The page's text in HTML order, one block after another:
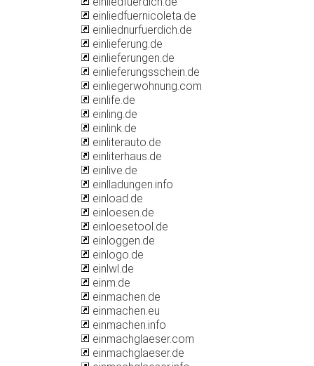
einliedfuernicoleta.de
einliednurfuerdich.de
einlieferung.de
einlieferungen.de
einlieferungsschein.de
einliegerwohnung.com
einlife.de
einling.de
einlink.de
einliterauto.de
einliterhaus.de
einlive.de
einlladungen.info
einload.de
einloesen.de
einloesetool.de
einloggen.de
einlogo.de
einlwl.de
einm.de
einmachen.de
einmachen.eu
einmachen.info
einmachglaeser.com
einmachglaeser.de